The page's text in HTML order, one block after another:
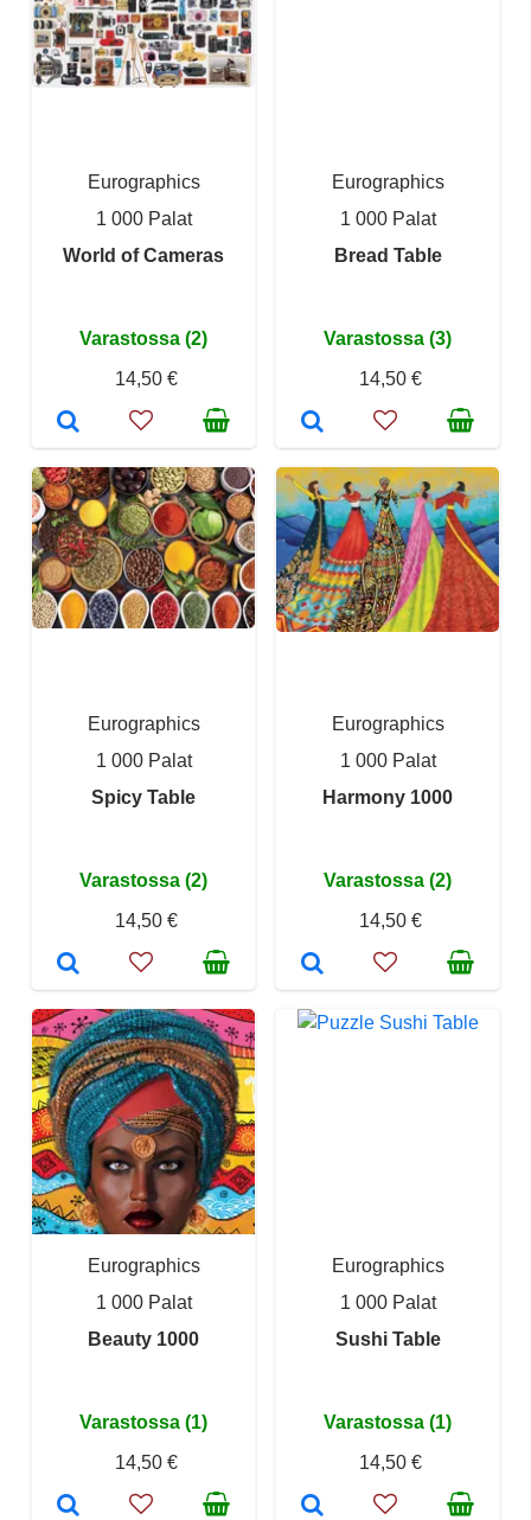
Eurographics
1 000 Palat
World of Cameras
Varastossa (2)
14,50 €
Eurographics
1 000 Palat
Bread Table
Varastossa (3)
14,50 €
Eurographics
1 000 Palat
Spicy Table
Varastossa (2)
14,50 €
Eurographics
1 000 Palat
Harmony 1000
Varastossa (2)
14,50 €
Eurographics
1 000 Palat
Beauty 1000
Varastossa (1)
14,50 €
Eurographics
1 000 Palat
Sushi Table
Varastossa (1)
14,50 €